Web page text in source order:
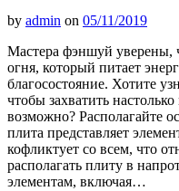
by admin on 05/11/2019
Мастера фэншуй уверены,
огня, который питает
благосостояние. Хотите
чтобы захватить
возможно? Располагайте
плита представляет
кофликтует со всем, что
располагать плиту в
элементам, включая…